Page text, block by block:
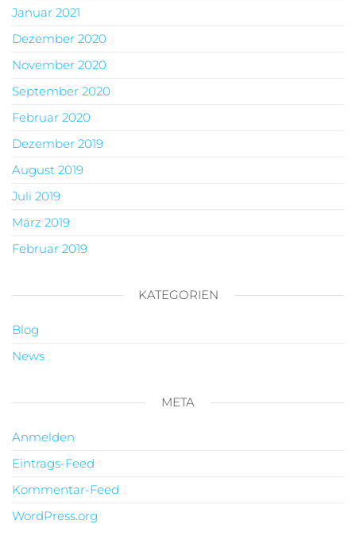
Januar 2021
Dezember 2020
November 2020
September 2020
Februar 2020
Dezember 2019
August 2019
Juli 2019
März 2019
Februar 2019
KATEGORIEN
Blog
News
META
Anmelden
Eintrags-Feed
Kommentar-Feed
WordPress.org